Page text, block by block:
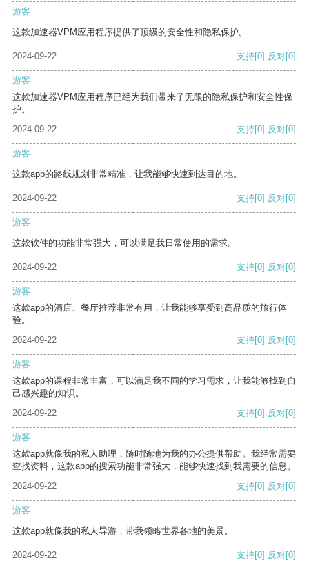
游客
这款加速器VPM应用程序提供了顶级的安全性和隐私保护。
2024-09-22 支持[0] 反对[0]
游客
这款加速器VPM应用程序已经为我们带来了无限的隐私保护和安全性保
护。
2024-09-22
支持[0] 反对[0]
游客
这款app的路线规划非常精准，让我能够快速到达目的地。
2024-09-22 支持[0] 反对[0]
游客
这款软件的功能非常强大，可以满足我日常使用的需求。
2024-09-22 支持[0] 反对[0]
游客
这款app的酒店、餐厅推荐非常有用，让我能够享受到高品质的旅行体
验。
2024-09-22
支持[0] 反对[0]
游客
这款app的课程非常丰富，可以满足我不同的学习需求，让我能够找到自
己感兴趣的知识。
2024-09-22
支持[0] 反对[0]
游客
这款app就像我的私人助理，随时随地为我的办公提供帮助。我经常需要
查找资料，这款app的搜索功能非常强大，能够快速找到我需要的信息。
2024-09-22
支持[0] 反对[0]
游客
这款app就像我的私人导游，带我领略世界各地的美景。
2024-09-22 支持[0] 反对[0]